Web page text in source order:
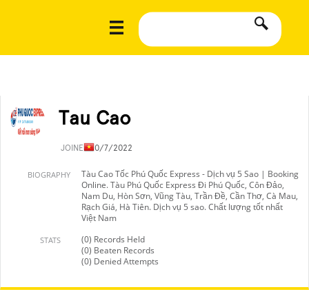
Tau Cao
JOINED10/7/2022
BIOGRAPHY
Tàu Cao Tốc Phú Quốc Express - Dịch vụ 5 Sao | Booking
Online. Tàu Phú Quốc Express Đi Phú Quốc, Côn Đảo,
Nam Du, Hòn Sơn, Vũng Tàu, Trần Đề, Cần Thơ, Cà Mau,
Rạch Giá, Hà Tiên. Dịch vụ 5 sao. Chất lượng tốt nhất
Việt Nam
STATS
(0) Records Held
(0) Beaten Records
(0) Denied Attempts